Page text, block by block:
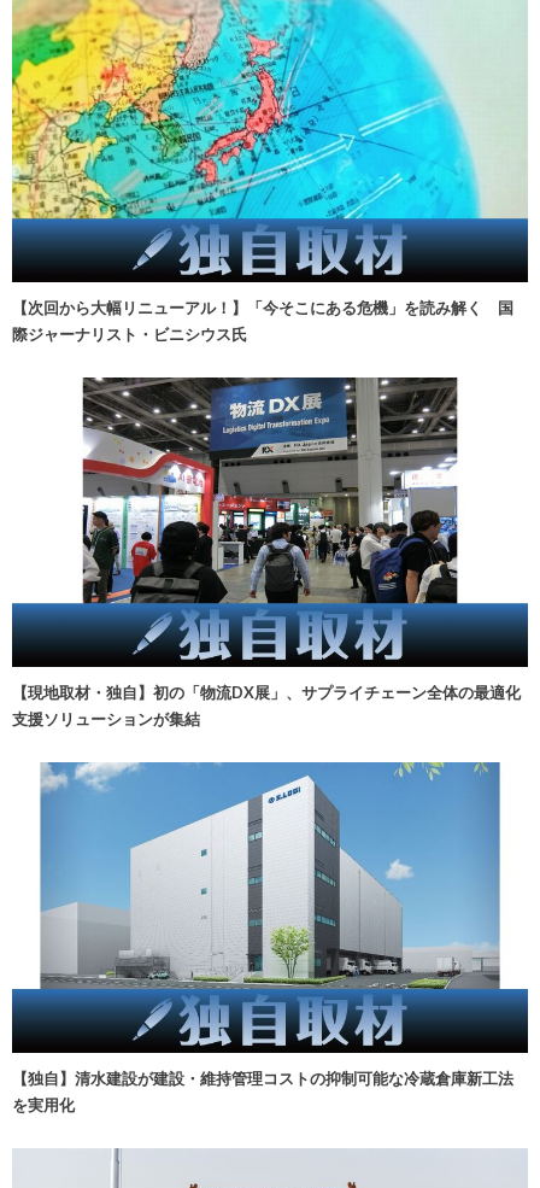
【次回から大幅リニューアル！】「今そこにある危機」を読み解く 国
際ジャーナリスト・ビニシウス氏
【現地取材・独自】初の「物流DX展」、サプライチェーン全体の最適化
支援ソリューションが集結
【独自】清水建設が建設・維持管理コストの抑制可能な冷蔵倉庫新工法
を実用化